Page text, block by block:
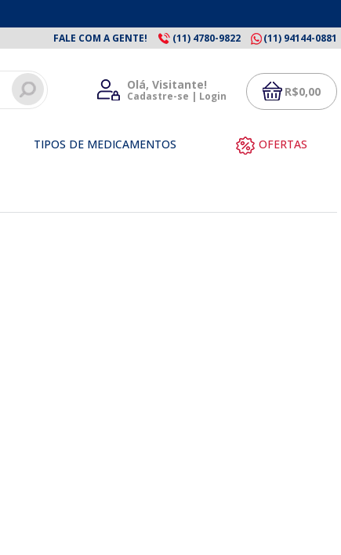
FALE COM A GENTE!
(11) 4780-9822 (11) 94144-0881
Olá, Visitante!
Cadastre-se | Login R$0,00
TIPOS DE MEDICAMENTOS OFERTAS